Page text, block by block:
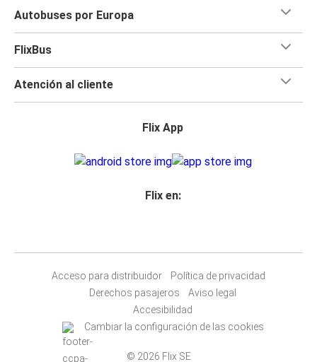
Autobuses por Europa
FlixBus
Atención al cliente
Flix App
Flix en:
Acceso para distribuidor
Política de privacidad
Derechos pasajeros
Aviso legal
Accesibilidad
Cambiar la configuración de las cookies
© 2026 Flix SE